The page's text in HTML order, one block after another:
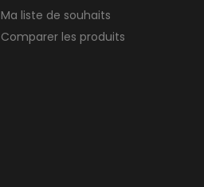
Ma liste de souhaits
Comparer les produits